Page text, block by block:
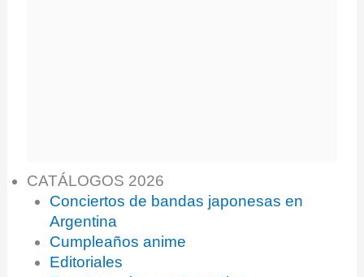
CATÁLOGOS 2026
Conciertos de bandas japonesas en
Argentina
Cumpleaños anime
Editoriales